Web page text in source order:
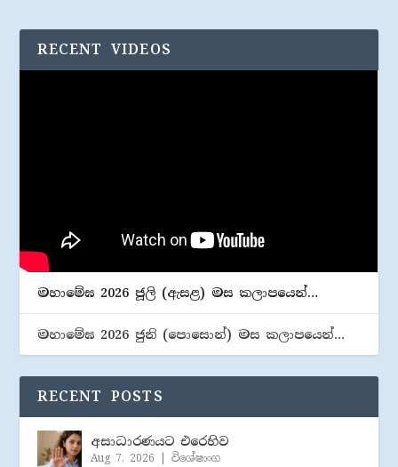
RECENT VIDEOS
මහාමේඝ 2026 ජූලි (​ඇසළ) මස කලාපයෙන්…
මහාමේඝ 2026 ජුනි (​පොසොන්) මස කලාපයෙන්…
RECENT POSTS
අසාධාරණයට එරෙහිව
Aug 7, 2026 |විශේෂාංග